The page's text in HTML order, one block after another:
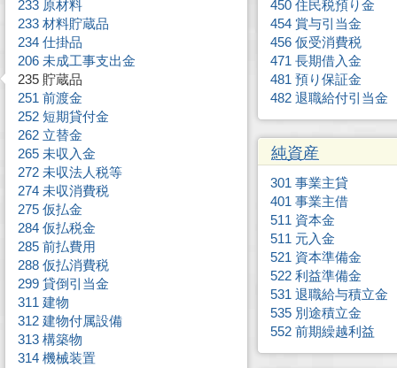
233 原材料
233 材料貯蔵品
234 仕掛品
206 未成工事支出金
235 貯蔵品
251 前渡金
252 短期貸付金
262 立替金
265 未収入金
272 未収法人税等
274 未収消費税
275 仮払金
284 仮払税金
285 前払費用
288 仮払消費税
299 貸倒引当金
311 建物
312 建物付属設備
313 構築物
314 機械装置
450 住民税預り金
454 賞与引当金
456 仮受消費税
471 長期借入金
481 預り保証金
482 退職給付引当金
純資産
301 事業主貸
401 事業主借
511 資本金
511 元入金
521 資本準備金
522 利益準備金
531 退職給与積立金
535 別途積立金
552 前期繰越利益